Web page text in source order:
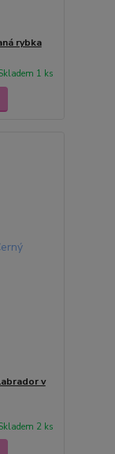
rybka
1 ks
v
2 ks